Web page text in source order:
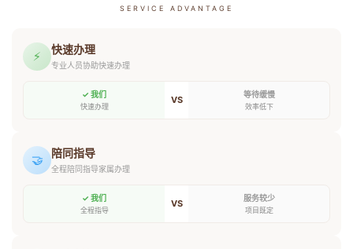
SERVICE ADVANTAGE
⚡ 快速办理
专业人员协助快速办理
✓ 我们
快速办理
VS 等待缓慢
效率低下
🤝 陪同指导
全程陪同指导家属办理
✓ 我们
全程指导
VS 服务较少
项目既定